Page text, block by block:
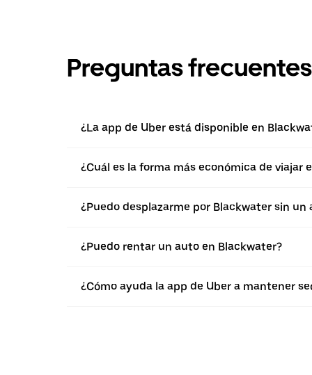
Preguntas frecuentes
¿La app de Uber está disponible en
¿Cuál es la forma más económica de viajar
¿Puedo desplazarme por Blackwater sin un
¿Puedo rentar un auto en Blackwater?
¿Cómo ayuda la app de Uber a mantener